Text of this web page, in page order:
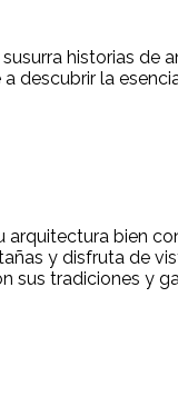
historias
descubrir la
arquitectura bien
y disfruta de
sus tradiciones y